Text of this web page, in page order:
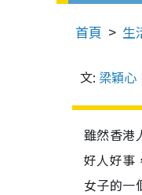
首頁 生
文: 梁穎心
雖然香港
好人好事
女子的一